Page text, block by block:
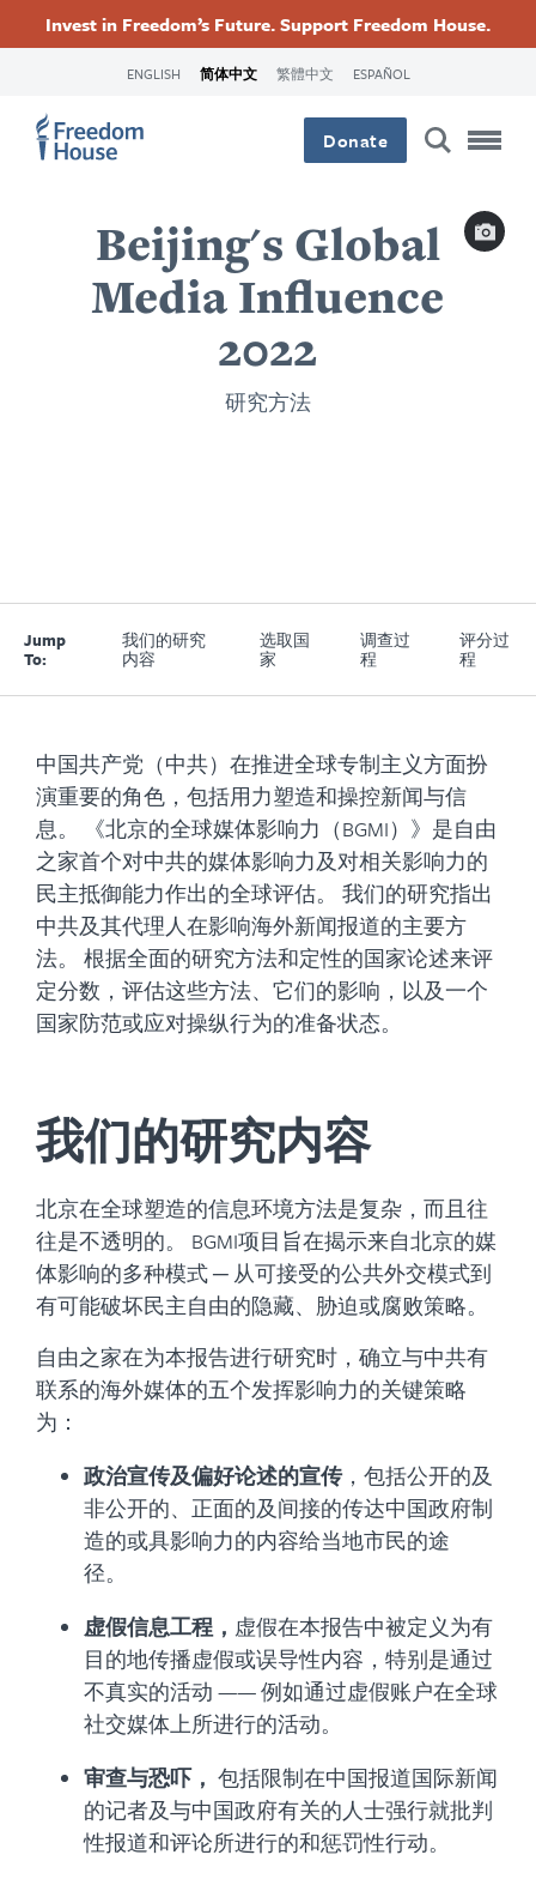
Invest in Freedom’s Future. Support Freedom House.
ENGLISH 简体中文 繁體中文 ESPAÑOL
Donate
Beijing's Global
Media Influence
2022
研究方法
Jump
To:
我们的研究
内容
选取国
家
调查过
程
评分过
程
中国共产党（中共）在推进全球专制主义方面扮
演重要的角色，包括用力塑造和操控新闻与信
息。 《北京的全球媒体影响力（BGMI）》是自由
之家首个对中共的媒体影响力及对相关影响力的
民主抵御能力作出的全球评估。 我们的研究指出
中共及其代理人在影响海外新闻报道的主要方
法。 根据全面的研究方法和定性的国家论述来评
定分数，评估这些方法、它们的影响，以及一个
国家防范或应对操纵行为的准备状态。
我们的研究内容
北京在全球塑造的信息环境方法是复杂，而且往
往是不透明的。 BGMI项目旨在揭示来自北京的媒
体影响的多种模式 ─ 从可接受的公共外交模式到
有可能破坏民主自由的隐藏、胁迫或腐败策略。
自由之家在为本报告进行研究时，确立与中共有
联系的海外媒体的五个发挥影响力的关键策略
为：
政治宣传及偏好论述的宣传，包括公开的及
非公开的、正面的及间接的传达中国政府制
造的或具影响力的内容给当地市民的途
径。
虚假信息工程， 虚假在本报告中被定义为有
目的地传播虚假或误导性内容，特别是通过
不真实的活动 —— 例如通过虚假账户在全球
社交媒体上所进行的活动。
审查与恐吓， 包括限制在中国报道国际新闻
的记者及与中国政府有关的人士强行就批判
性报道和评论所进行的和惩罚性行动。
Footer
Main
Footer
Social
FacebookTwitterInstagramThreads
Footer